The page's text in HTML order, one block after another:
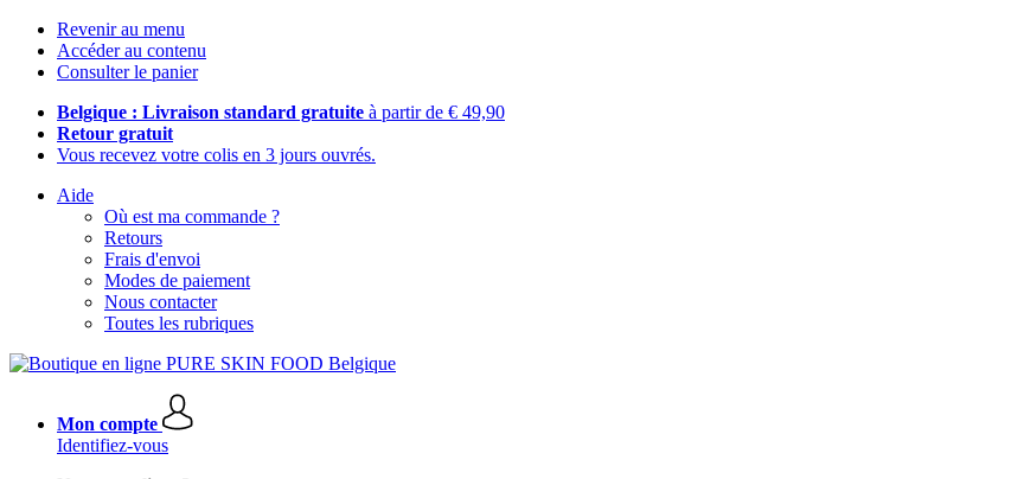
Revenir au menu
Accéder au contenu
Consulter le panier
Belgique : Livraison standard gratuite à partir de € 49,90
Retour gratuit
Vous recevez votre colis en 3 jours ouvrés.
Aide
Où est ma commande ?
Retours
Frais d'envoi
Modes de paiement
Nous contacter
Toutes les rubriques
Mon compte
Identifiez-vous